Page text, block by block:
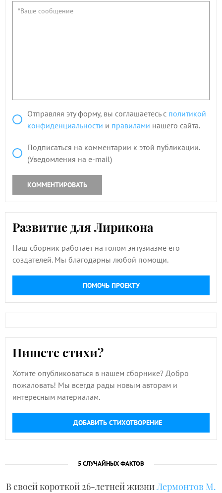
Отправляя эту форму, вы соглашаетесь с политикой
конфиденциальности и правилами нашего сайта.
Подписаться на комментарии к этой публикации.
(Уведомления на e-mail)
КОММЕНТИРОВАТЬ
Развитие для Лирикона
Наш сборник работает на голом энтузиазме его
создателей. Мы благодарны любой помощи.
ПОМОЧЬ ПРОЕКТУ
Пишете стихи?
Хотите опубликоваться в нашем сборнике? Добро
пожаловать! Мы всегда рады новым авторам и
интересным материалам.
ДОБАВИТЬ СТИХОТВОРЕНИЕ
5 СЛУЧАЙНЫХ ФАКТОВ
В своей короткой 26-летней жизниЛермонтов М.